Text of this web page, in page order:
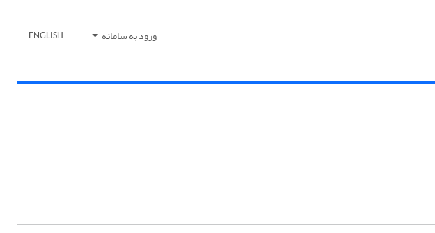
ورود به سامانه ENGLISH